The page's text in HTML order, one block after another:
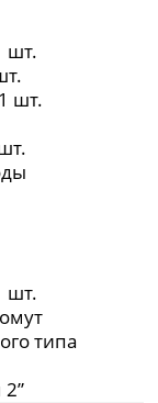
шт.
шт.
шт.
типа